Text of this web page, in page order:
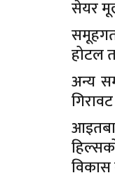
सेयर
होटल
अन्य
विकास